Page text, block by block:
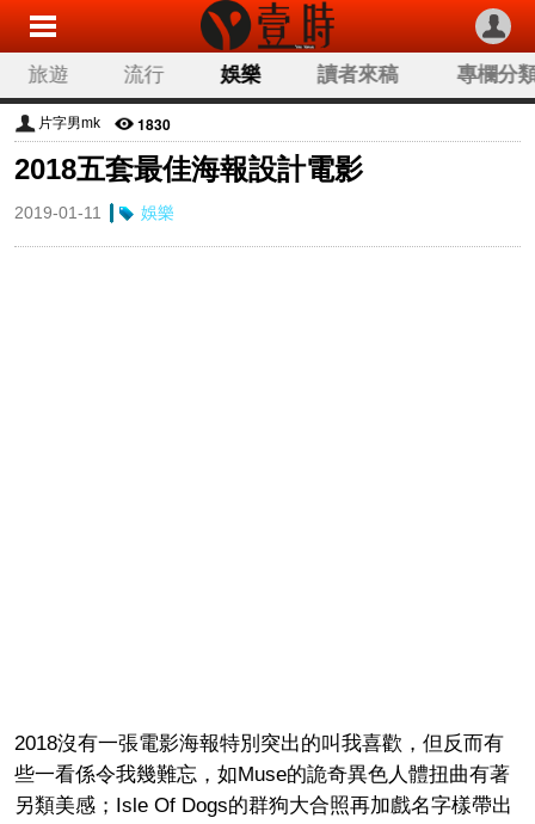
旅遊 流行 娛樂 讀者來稿 專欄分
片字男mk 1830
2018五套最佳海報設計電影
2019-01-11 娛樂
2018沒有一張電影海報特別突出的叫我喜歡，但反而有
些一看係令我幾難忘，如Muse的詭奇異色人體扭曲有著
另類美感；Isle Of Dogs的群狗大合照再加戲名字樣帶出